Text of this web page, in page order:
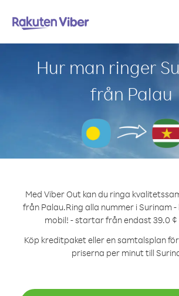
Hur man ringer
från Palau
Med Viber Out kan du ringa
från Palau.Ring alla nummer i Surinam
mobil! - startar från endast 39.0 ¢
Köp kreditpaket eller en samtalsplan
priserna per minut till